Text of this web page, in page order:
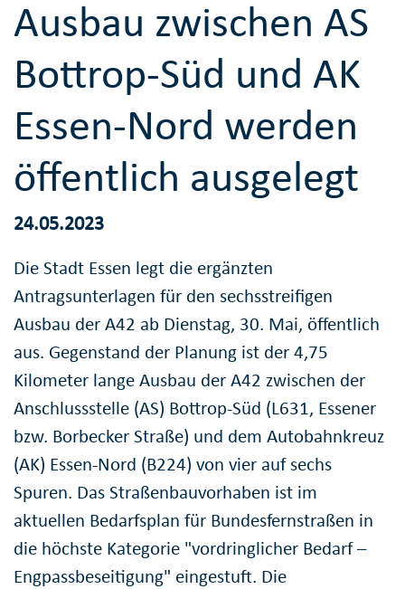
Ausbau zwischen AS
Bottrop-Süd und AK
Essen-Nord werden
öffentlich ausgelegt
24.05.2023
Die Stadt Essen legt die ergänzten
Antragsunterlagen für den sechsstreifigen
Ausbau der A42 ab Dienstag, 30. Mai, öffentlich
aus. Gegenstand der Planung ist der 4,75
Kilometer lange Ausbau der A42 zwischen der
Anschlussstelle (AS) Bottrop-Süd (L631, Essener
bzw. Borbecker Straße) und dem Autobahnkreuz
(AK) Essen-Nord (B224) von vier auf sechs
Spuren. Das Straßenbauvorhaben ist im
aktuellen Bedarfsplan für Bundesfernstraßen in
die höchste Kategorie "vordringlicher Bedarf –
Engpassbeseitigung" eingestuft. Die